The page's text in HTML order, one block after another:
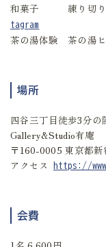
和菓子 練り切り教
tagram
茶の湯体験 茶の湯
場所
四谷三丁目徒歩3分の
Gallery&Studio有庵
〒160-0005 東京都
アクセス
https://
会費